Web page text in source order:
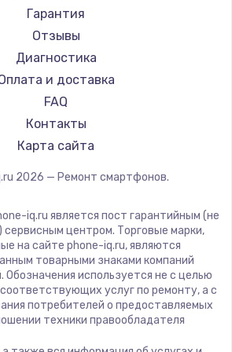
смартфонов Acer
смартфонов HP
смартфонов Poco
смартфонов HTC
смартфонов Blackmagic
смартфонов Nothing
смартфонов iQOO
Irbis
Kyocera
LeEco
OnePlus
teXet
Motorola
Prestigio
Elephone
BlackView
Google
Vertu
Tp-Link
Гарантия
Отзывы
Диагностика
и доставка
FAQ
Контакты
Карта сайта
2026 — Ремонт смартфонов.
iq.ru является пост гарантийным (не
центром. Торговые марки,
на сайте phone-iq.ru, являются
товарными знаками компаний
Обозначения используется не с целью
услуг по ремонту, а с
потребителей о предоставляемых
техники правообладателя